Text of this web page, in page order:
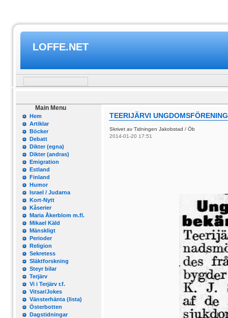
LOFFE.NET
Main Menu
Hem
Artiklar
Böcker
Debatt
Dikter (egna)
Dikter (andras)
Emigration
Estland
Finland
Humor
Israel / Judarna
Kort-Nytt
Kåserier
Maria Åkerblom m.fl.
Mikael Käld
Mänskligt
Perioder
Religion
Sekretess
Släktforskning
Steyr bilar
Terjärv
Vi i Terjärv r.f.
Vitsar/Jokes
Vänsterhänta (lista)
Österbotten
Dagstidningar
TEERIJÄRVI
Skrivet av Tidningen Jakobstad / Öb
2014-01-20 17:51